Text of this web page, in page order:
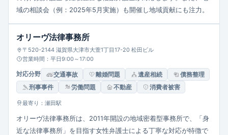
域の相談会（例：2025年5月実施）も開催し地域貢献にも注力。
オリーヴ法律事務所
〒520-2144 滋賀県大津市大萱1丁目17-20 松田ビル
営業時間：平日9:00～17:00
対応分野 交通事故 離婚問題 遺産相続
債務整理
刑事事件
労働問題 不動産 消費者被害
最寄り：瀬田駅
オリーヴ法律事務所は、2011年開設の地域密着型事務所で、「身
近な法律事務所」を目指す女性弁護士による丁寧な対応が特徴で